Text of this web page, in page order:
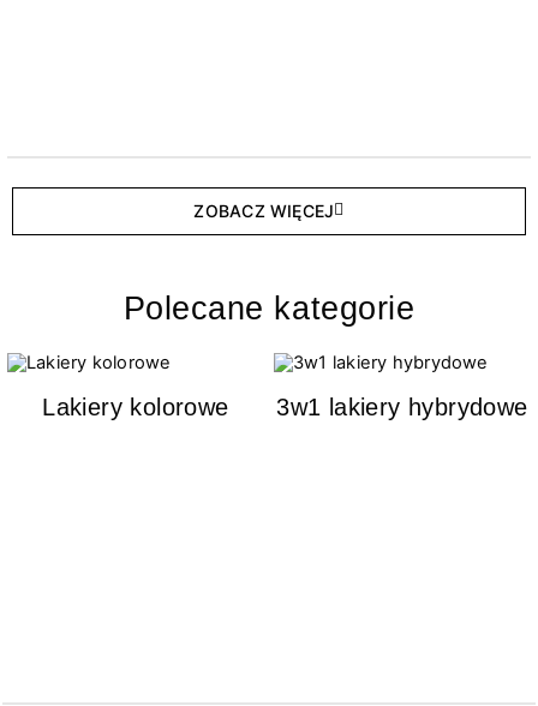
ZOBACZ WIĘCEJ
Polecane kategorie
Lakiery kolorowe 3w1 lakiery hybrydowe